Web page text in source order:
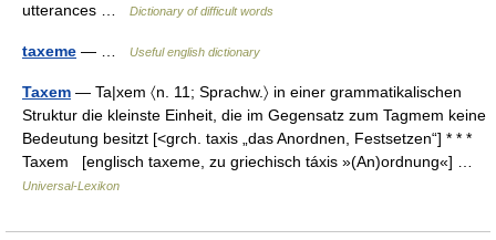
utterances …
Dictionary of difficult words
taxeme — … Useful english dictionary
Taxem — Ta|xem 〈n. 11; Sprachw.〉 in einer grammatikalischen
Struktur die kleinste Einheit, die im Gegensatz zum Tagmem keine
Bedeutung besitzt [<grch. taxis „das Anordnen, Festsetzen“] * * *
Taxem [englisch taxeme, zu griechisch táxis »(An)ordnung«] …
Universal-Lexikon